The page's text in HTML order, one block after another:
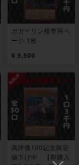
ガガーリン様専用ペ
ージ 1枚
¥ 9,500
高評価100記念限定
値下げ中 【即購入